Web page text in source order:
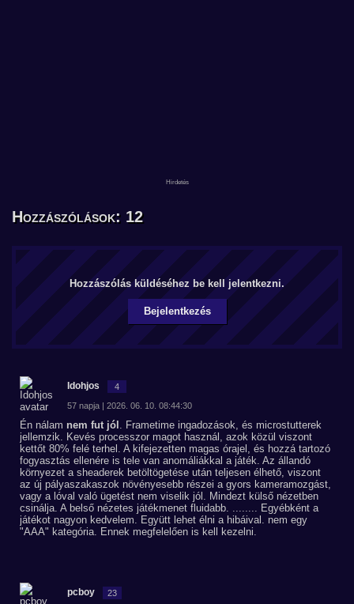
Hozzászólások: 12
Hozzászólás küldéséhez be kell jelentkezni.
Bejelentkezés
Idohjos 4
57 napja | 2026. 06. 10. 08:44:30
Én nálam nem fut jól . Frametime ingadozások, és microstutterek
jellemzik. Kevés processzor magot használ, azok közül viszont
kettőt 80% felé terhel. A kifejezetten magas órajel, és hozzá tartozó
fogyasztás ellenére is tele van anomáliákkal a játék. Az állandó
környezet a sheaderek betöltögetése után teljesen élhető, viszont
az új pályaszakaszok növényesebb részei a gyors kameramozgást,
vagy a lóval való ügetést nem viselik jól. Mindezt külső nézetben
csinálja. A belső nézetes játékmenet fluidabb. ........ Egyébként a
játékot nagyon kedvelem. Együtt lehet élni a hibáival. nem egy
"AAA" kategória. Ennek megfelelően is kell kezelni.
pcboy 23